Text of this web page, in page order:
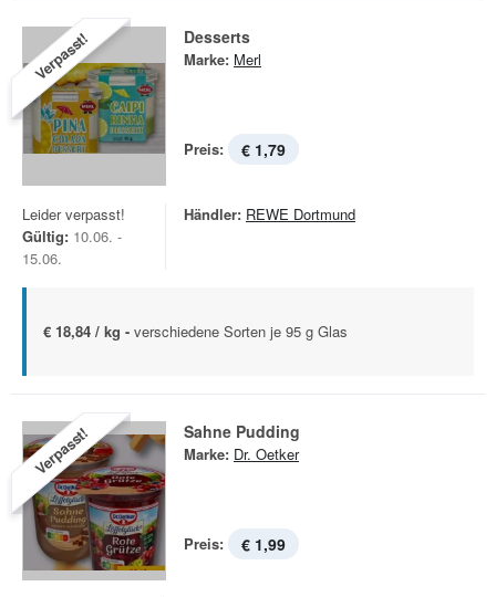
Verpasst! Desserts
Marke: Merl
Preis: € 1,79
Leider verpasst!
Gültig: 10.06. -
15.06.
Händler: REWE Dortmund
€ 18,84 / kg - verschiedene Sorten je 95 g Glas
Verpasst! Sahne Pudding
Marke: Dr. Oetker
Preis: € 1,99